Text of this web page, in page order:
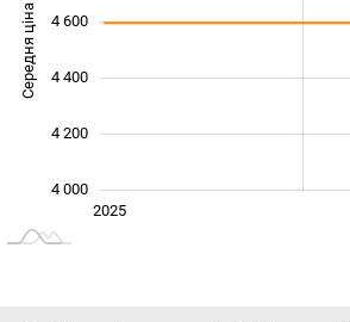
Середня ціна
4 000
4 200
4 400
4 600
L
Січ. 2025
Лип.
2027
2025